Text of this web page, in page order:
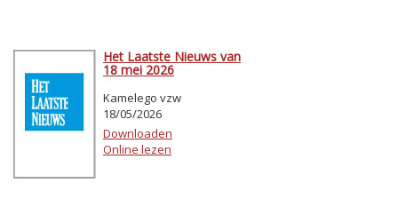
Het Laatste Nieuws van
18 mei 2026
Kamelego vzw
18/05/2026
Downloaden
Online lezen